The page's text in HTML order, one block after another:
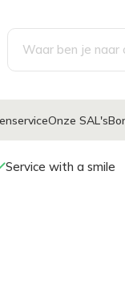
Onze SAL's
Service with a smile